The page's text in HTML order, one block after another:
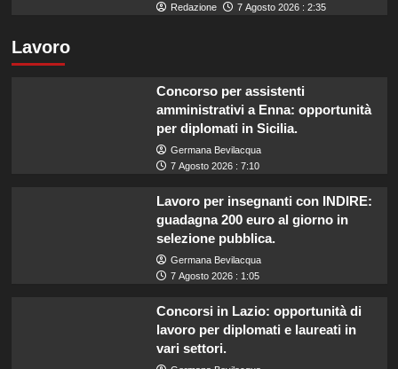
Redazione 7 Agosto 2026 : 2:35
Lavoro
Concorso per assistenti
amministrativi a Enna: opportunità
per diplomati in Sicilia.
Germana Bevilacqua
7 Agosto 2026 : 7:10
Lavoro per insegnanti con INDIRE:
guadagna 200 euro al giorno in
selezione pubblica.
Germana Bevilacqua
7 Agosto 2026 : 1:05
Concorsi in Lazio: opportunità di
lavoro per diplomati e laureati in
vari settori.